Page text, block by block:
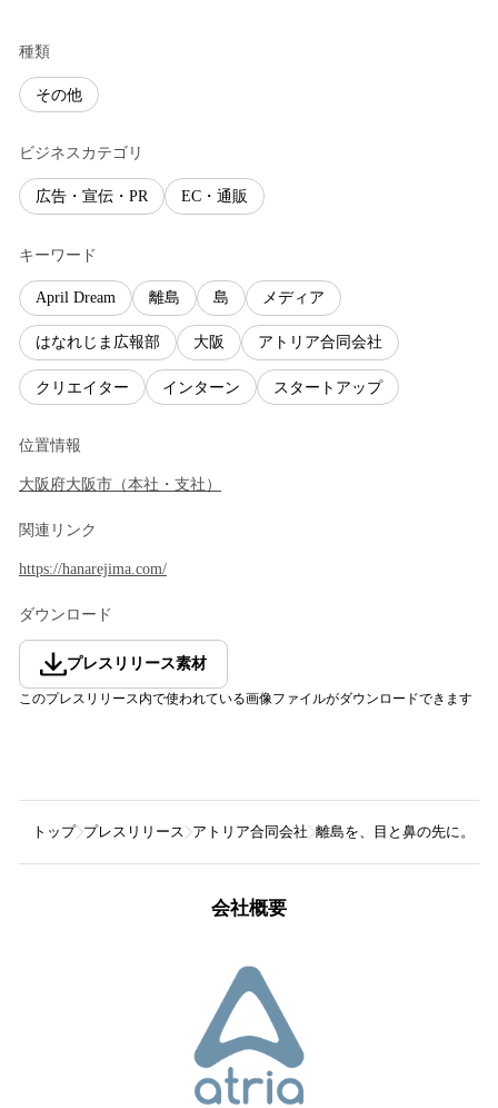
種類
その他
ビジネスカテゴリ
広告・宣伝・PR EC・通販
キーワード
April Dream 離島 島 メディア
はなれじま広報部 大阪 アトリア合同会社
クリエイター インターン スタートアップ
位置情報
大阪府大阪市 （本社・支社 ）
関連リンク
https://hanarejima.com/
ダウンロード
プレスリリース素材
このプレスリリース内で使われている画像ファイルがダウンロードできます
トップ プレスリリース アトリア合同会社 離島を、目と鼻の先に。
会社概要